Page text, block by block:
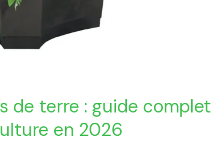
de terre : guide complet
en 2026